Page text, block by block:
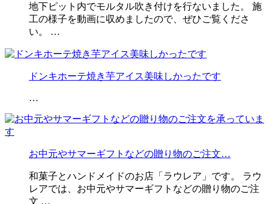
地下ピット内でモルタル吹き付けを行ないました。 施
工の様子を動画に収めましたので、ぜひご覧くださ
い。 …
ドンキホーテ焼き芋アイス美味しかったです
…
お中元やサマーギフトなどの贈り物のご注文…
和菓子とハンドメイドのお店「ラウレア」です。 ラウ
レアでは、お中元やサマーギフトなどの贈り物のご注
文 …